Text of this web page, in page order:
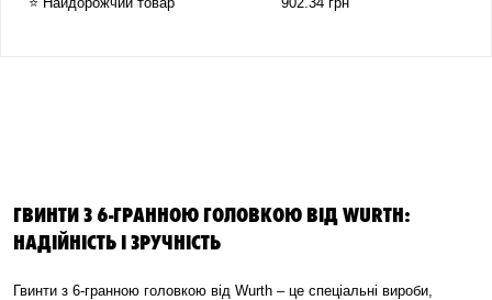
ГВИНТИ З 6-ГРАННОЮ ГОЛОВКОЮ ВІД WURTH:
НАДІЙНІСТЬ І ЗРУЧНІСТЬ
Гвинти з 6-гранною головкою від Wurth – це спеціальні вироби,